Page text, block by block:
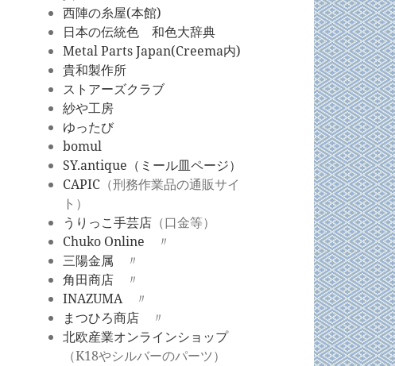
西陣の糸屋(本館)
日本の伝統色 和色大辞典
Metal Parts Japan(Creema内)
貴和製作所
ストアーズクラブ
紗や工房
ゆったび
bomul
SY.antique（ミール皿ページ）
CAPIC （刑務作業品の通販サイ
ト）
うりっこ手芸店 （口金等）
Chuko Online 〃
三陽金属 〃
角田商店 〃
INAZUMA〃
まつひろ商店 〃
北欧産業オンラインショップ
（K18やシルバーのパーツ）